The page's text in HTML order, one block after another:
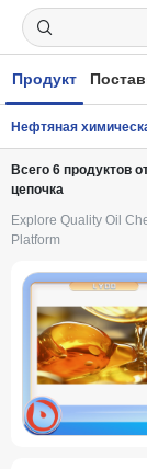
Продукт
Нефтяная
Всего 6 продуктов
цепочка
Explore Quality Oil
Platform